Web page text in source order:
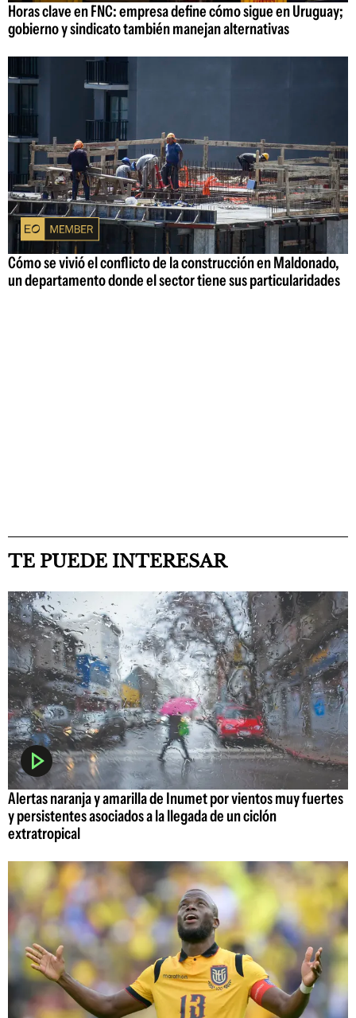
Horas clave en FNC: empresa define cómo sigue en Uruguay;
gobierno y sindicato también manejan alternativas
Cómo se vivió el conflicto de la construcción en Maldonado,
un departamento donde el sector tiene sus particularidades
TE PUEDE INTERESAR
Alertas naranja y amarilla de Inumet por vientos muy fuertes
y persistentes asociados a la llegada de un ciclón
extratropical